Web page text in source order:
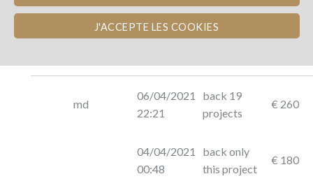
J'ACCEPTE LES COOKIES
md
06/04/2021
22:21
back 19
projects
€ 260
04/04/2021
00:48
back only
this project
€ 180